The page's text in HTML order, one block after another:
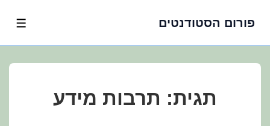
פורום הסטודנטים
תגית: תרבות מידע